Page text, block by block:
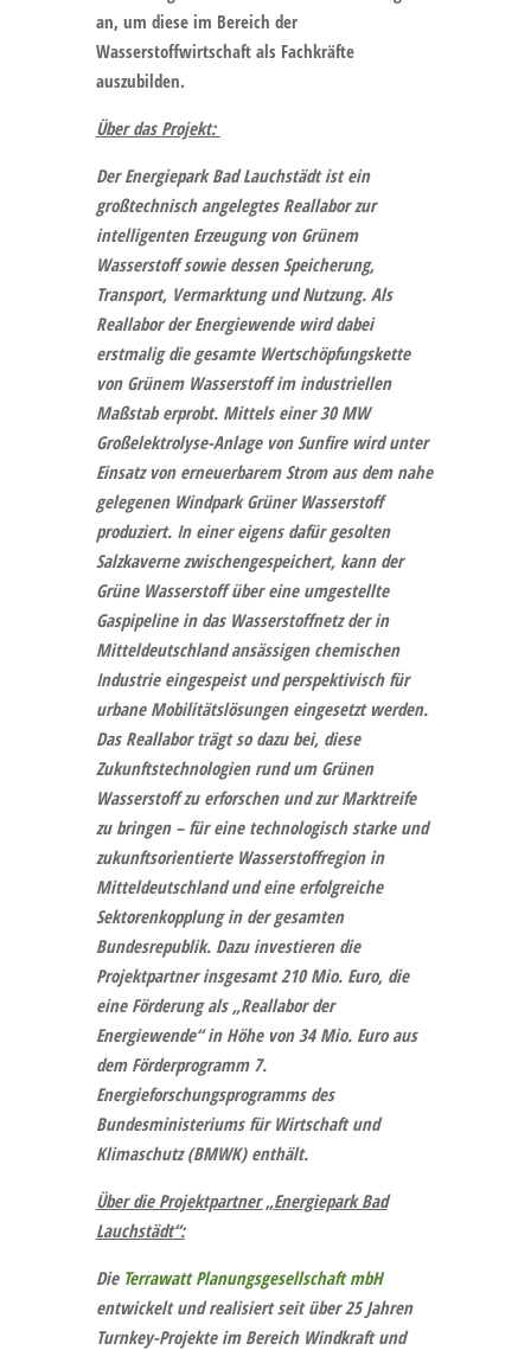
an, um diese im Bereich der
Wasserstoffwirtschaft als Fachkräfte
auszubilden.
Über das Projekt:
Der Energiepark Bad Lauchstädt ist ein
großtechnisch angelegtes Reallabor zur
intelligenten Erzeugung von Grünem
Wasserstoff sowie dessen Speicherung,
Transport, Vermarktung und Nutzung. Als
Reallabor der Energiewende wird dabei
erstmalig die gesamte Wertschöpfungskette
von Grünem Wasserstoff im industriellen
Maßstab erprobt. Mittels einer 30 MW
Großelektrolyse-Anlage von Sunfire wird unter
Einsatz von erneuerbarem Strom aus dem nahe
gelegenen Windpark Grüner Wasserstoff
produziert. In einer eigens dafür gesolten
Salzkaverne zwischengespeichert, kann der
Grüne Wasserstoff über eine umgestellte
Gaspipeline in das Wasserstoffnetz der in
Mitteldeutschland ansässigen chemischen
Industrie eingespeist und perspektivisch für
urbane Mobilitätslösungen eingesetzt werden.
Das Reallabor trägt so dazu bei, diese
Zukunftstechnologien rund um Grünen
Wasserstoff zu erforschen und zur Marktreife
zu bringen – für eine technologisch starke und
zukunftsorientierte Wasserstoffregion in
Mitteldeutschland und eine erfolgreiche
Sektorenkopplung in der gesamten
Bundesrepublik. Dazu investieren die
Projektpartner insgesamt 210 Mio. Euro, die
eine Förderung als „Reallabor der
Energiewende“ in Höhe von 34 Mio. Euro aus
dem Förderprogramm 7.
Energieforschungsprogramms des
Bundesministeriums für Wirtschaft und
Klimaschutz (BMWK) enthält.
Über die Projektpartner „Energiepark Bad
Lauchstädt“:
Die Terrawatt Planungsgesellschaft mbH
entwickelt und realisiert seit über 25 Jahren
Turnkey-Projekte im Bereich Windkraft und